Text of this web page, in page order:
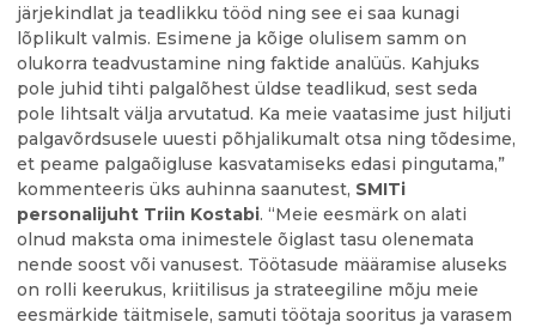
järjekindlat ja teadlikku tööd ning see ei saa kunagi
lõplikult valmis. Esimene ja kõige olulisem samm on
olukorra teadvustamine ning faktide analüüs. Kahjuks
pole juhid tihti palgalõhest üldse teadlikud, sest seda
pole lihtsalt välja arvutatud. Ka meie vaatasime just hiljuti
palgavõrdsusele uuesti põhjalikumalt otsa ning tõdesime,
et peame palgaõigluse kasvatamiseks edasi pingutama,”
kommenteeris üks auhinna saanutest, SMITi
personalijuht Triin Kostabi. “Meie eesmärk on alati
olnud maksta oma inimestele õiglast tasu olenemata
nende soost või vanusest. Töötasude määramise aluseks
on rolli keerukus, kriitilisus ja strateegiline mõju meie
eesmärkide täitmisele, samuti töötaja sooritus ja varasem